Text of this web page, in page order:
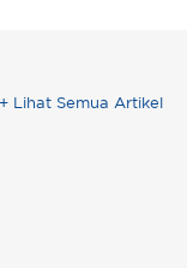
+ Lihat Semua Artikel